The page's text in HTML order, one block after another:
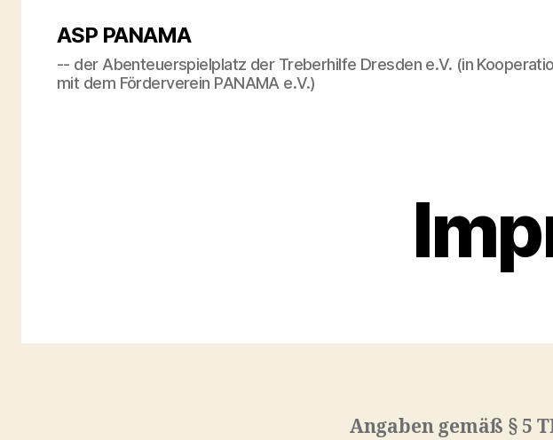
ASP PANAMA
-- der Abenteuerspielplatz der Treberhilfe Dresden e.V. (in
mit dem Förderverein PANAMA e.V.)
Angaben gemäß § 5